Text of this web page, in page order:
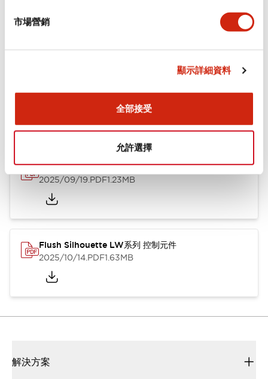
市場營銷
顯示詳細資料
全部接受
允許選擇
Flush Silhouette LW系列 控制元件 (英文版)
2025/09/19.PDF1.23MB
Flush Silhouette LW系列 控制元件
2025/10/14.PDF1.63MB
解決方案